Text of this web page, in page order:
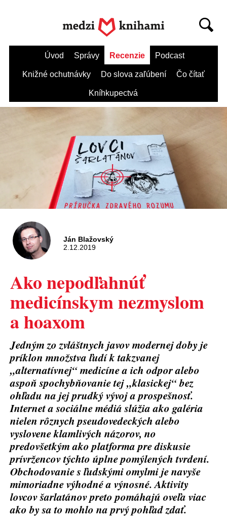
Úvod Správy Recenzie Podcast
Knižné ochutnávky Do slova zaľúbení Čo čítať
Kníhkupectvá
Ján Blažovský
2.12.2019
Ako nepodľahnúť
medicínskym nezmyslom
a hoaxom
Jedným zo zvláštnych javov modernej doby je
príklon množstva ľudí k takzvanej
„alternatívnej“ medicíne a ich odpor alebo
aspoň spochybňovanie tej „klasickej“ bez
ohľadu na jej prudký vývoj a prospešnosť.
Internet a sociálne médiá slúžia ako galéria
nielen rôznych pseudovedeckých alebo
vyslovene klamlivých názorov, no
predovšetkým ako platforma pre diskusie
prívržencov týchto úplne pomýlených tvrdení.
Obchodovanie s ľudskými omylmi je navyše
mimoriadne výhodné a výnosné. Aktivity
lovcov šarlatánov preto pomáhajú oveľa viac
ako by sa to mohlo na prvý pohľad zdať.